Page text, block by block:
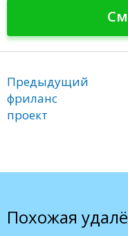
Предыдущий
фриланс
проект
Похожая